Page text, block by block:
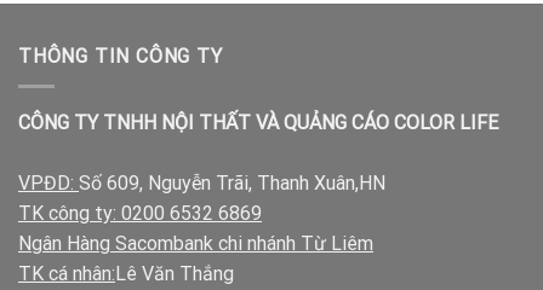
THÔNG TIN CÔNG TY
CÔNG TY TNHH NỘI THẤT VÀ QUẢNG CÁO COLOR LIFE
VPĐD: Số 609, Nguyễn Trãi, Thanh Xuân,HN
TK công ty: 0200 6532 6869
Ngân Hàng Sacombank chi nhánh Từ Liêm
TK cá nhân:Lê Văn Thắng